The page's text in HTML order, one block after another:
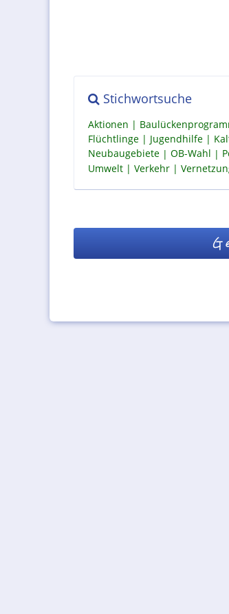
Stichwortsuche
Aktionen
Flüchtlinge
Jugendhilfe
Neubaugebiete
OB-Wahl
Umwelt
Verkehr